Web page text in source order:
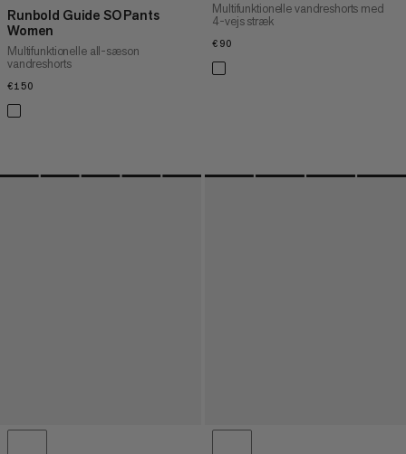
Runbold Guide SO Pants
Women
Multifunktionelle all-sæson
vandreshorts
€150
Multifunktionelle vandreshorts med
4-vejs stræk
€90